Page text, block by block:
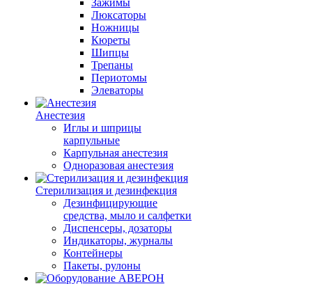
Зажимы
Люксаторы
Ножницы
Кюреты
Шипцы
Трепаны
Периотомы
Элеваторы
Анестезия
Иглы и шприцы
карпульные
Карпульная анестезия
Одноразовая анестезия
Стерилизация и дезинфекция
Дезинфицирующие
средства, мыло и салфетки
Диспенсеры, дозаторы
Индикаторы, журналы
Контейнеры
Пакеты, рулоны